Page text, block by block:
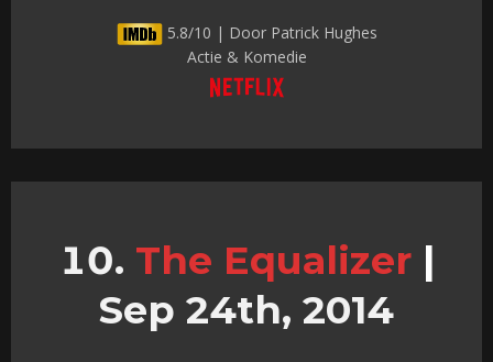
5.8/10 | Door Patrick Hughes
Actie & Komedie
The Equalizer |
Sep 24th, 2014